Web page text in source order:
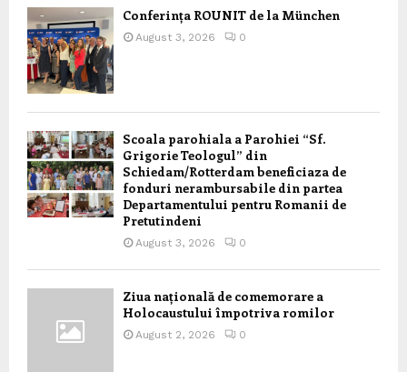
Conferința ROUNIT de la München
August 3, 2026 0
Scoala parohiala a Parohiei “Sf.
Grigorie Teologul” din
Schiedam/Rotterdam beneficiaza de
fonduri nerambursabile din partea
Departamentului pentru Romanii de
Pretutindeni
August 3, 2026 0
Ziua națională de comemorare a
Holocaustului împotriva romilor
August 2, 2026 0